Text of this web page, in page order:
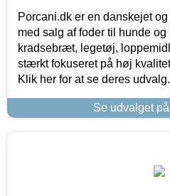
Porcani.dk er en danskejet
med salg af foder til hunde
kradsebræt, legetøj,
stærkt fokuseret på høj
Klik her for at se deres udvalg.
Se udvalget